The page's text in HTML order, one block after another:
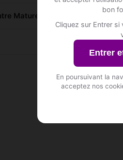
bon
Cliquez sur Entrer
Entrer
En poursuivant la
acceptez nos
Mature sont inscrits à Lierde ?